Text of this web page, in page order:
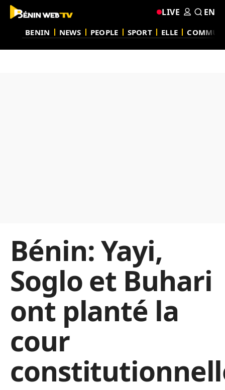
BENIN NEWS PEOPLE SPORT ELLE
LIVE EN
Bénin: Yayi,
Soglo et Buhari
ont planté la
cour